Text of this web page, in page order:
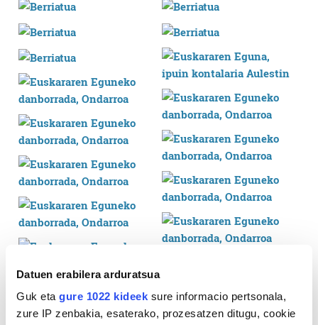
Datuen erabilera arduratsua
Guk eta gure 1022 kideek sure informacio pertsonala,
zure IP zenbakia, esaterako, prozesatzen ditugu, cookie